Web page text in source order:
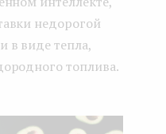
недорогой
в виде тепла,
топлива.